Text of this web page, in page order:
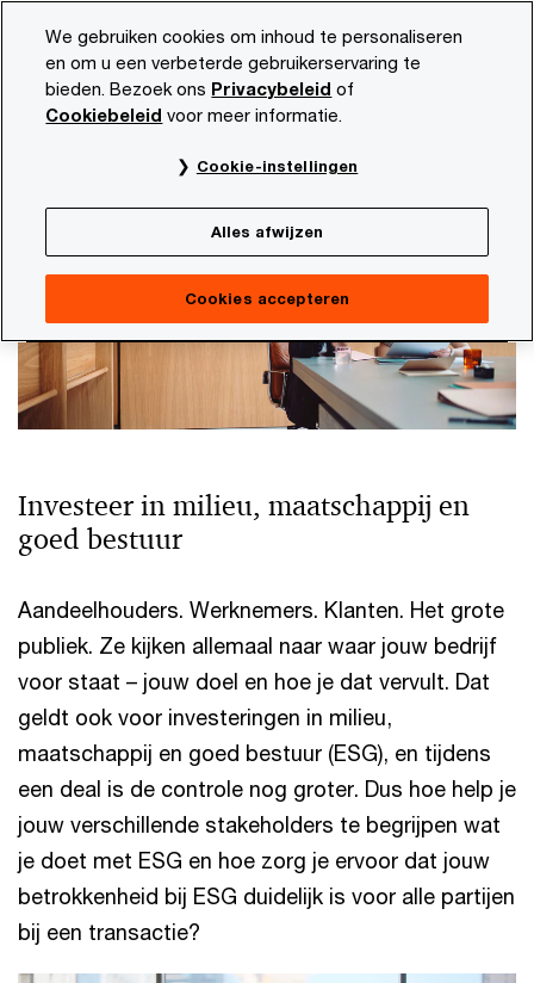
content
footer
PwC NL Thema's Waardecreatie
Duurzame dealwaarde
Investeer in milieu, maatschappij en
goed bestuur
Aandeelhouders. Werknemers. Klanten. Het grote
publiek. Ze kijken allemaal naar waar jouw bedrijf
voor staat – jouw doel en hoe je dat vervult. Dat
geldt ook voor investeringen in milieu,
maatschappij en goed bestuur (ESG), en tijdens
een deal is de controle nog groter. Dus hoe help je
jouw verschillende stakeholders te begrijpen wat
je doet met ESG en hoe zorg je ervoor dat jouw
betrokkenheid bij ESG duidelijk is voor alle partijen
bij een transactie?
We gebruiken cookies om inhoud te personaliseren
en om u een verbeterde gebruikerservaring te
bieden. Bezoek ons Privacybeleid of
Cookiebeleid voor meer informatie.
Cookie-instellingen
Alles afwijzen
Cookies accepteren